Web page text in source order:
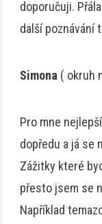
doporučuji.
další poznávání
Simona ( okruh
Pro mne
dopředu a já se
Zážitky které
přesto jsem se
Například